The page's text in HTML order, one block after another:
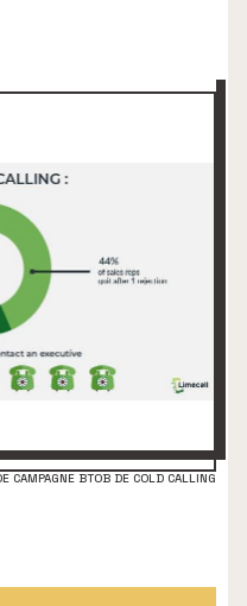
CAMPAGNE BTOB DE COLD CALLING